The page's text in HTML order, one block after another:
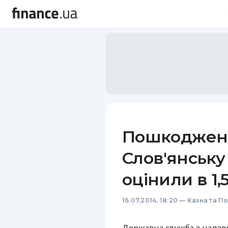
оцінили в
16.07.2014, 18:20 — Казна та